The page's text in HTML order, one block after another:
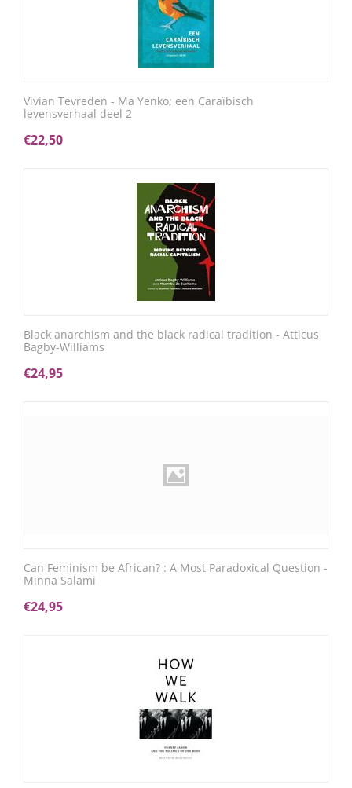
Vivian Tevreden - Ma Yenko; een Caraïbisch
levensverhaal deel 2
€22,50
Black anarchism and the black radical tradition - Atticus
Bagby-Williams
€24,95
Can Feminism be African? : A Most Paradoxical Question -
Minna Salami
€24,95